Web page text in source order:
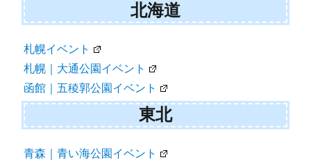
北海道
札幌イベント
札幌｜大通公園イベント
函館｜五稜郭公園イベント
東北
青森｜青い海公園イベント